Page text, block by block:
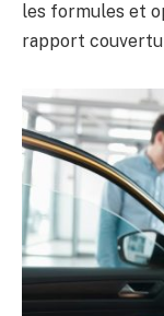
les formules et
rapport